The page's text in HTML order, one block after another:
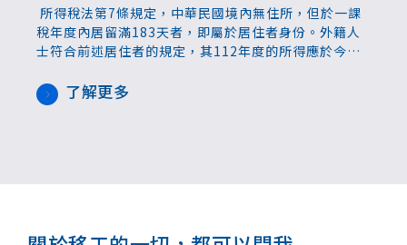
所得稅法第7條規定，中華民國境內無住所，但於一課
稅年度內居留滿183天者，即屬於居住者身份。外籍人
士符合前述居住者的規定，其112年度的所得應於今年
申報綜合所得總額、免稅額及扣除額，若有應納稅額應
於申報前自行繳納。
了解更多